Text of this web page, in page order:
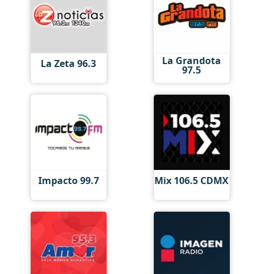
La Zeta 96.3 La Grandota
97.5
Impacto 99.7 Mix 106.5 CDMX